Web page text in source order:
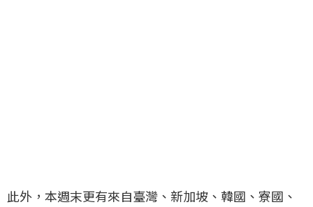
此外，本週末更有來自臺灣、新加坡、韓國、寮國、